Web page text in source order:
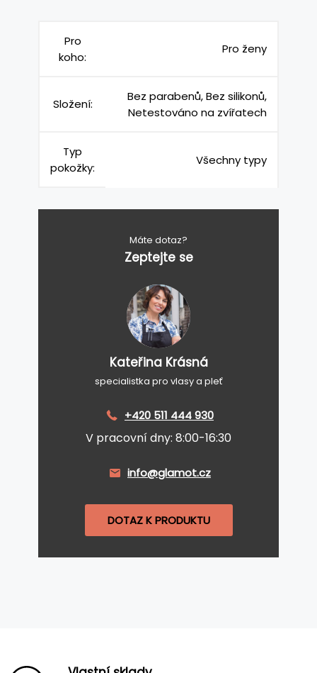
Pro
koho:
Pro ženy
Složení:
Bez parabenů, Bez silikonů,
Netestováno na zvířatech
Typ
pokožky:
Všechny typy
Máte dotaz?
Zeptejte se
Kateřina Krásná
specialistka pro vlasy a pleť
+420 511 444 930
V pracovní dny: 8:00-16:30
info@glamot.cz
DOTAZ K PRODUKTU